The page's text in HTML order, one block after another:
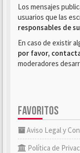
Los mensajes
usuarios que las
responsables de
En caso de existir
por favor,
moderadores
FAVORITOS
Aviso Legal y
Política de